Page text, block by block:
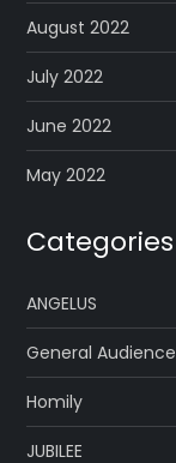
August 2022
July 2022
June 2022
May 2022
Categories
ANGELUS
General Audience
Homily
JUBILEE